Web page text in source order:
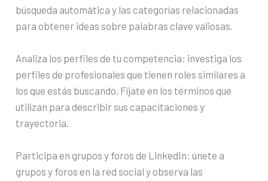
búsqueda automática y las categorías relacionadas
para obtener ideas sobre palabras clave valiosas.
Analiza los perfiles de tu competencia: investiga los
perfiles de profesionales que tienen roles similares a
los que estás buscando. Fíjate en los términos que
utilizan para describir sus capacitaciones y
trayectoria.
Participa en grupos y foros de LinkedIn: únete a
grupos y foros en la red social y observa las